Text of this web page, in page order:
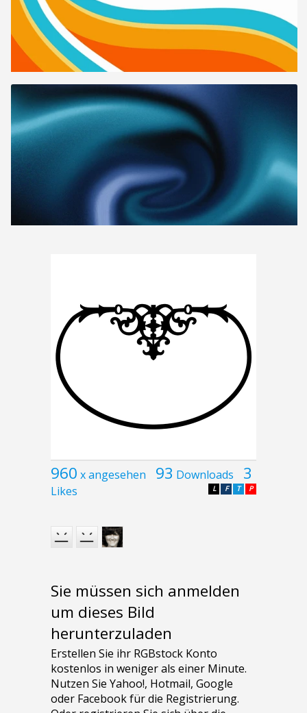
960 x angesehen 93 Downloads 3
Likes P
T
F
L
Sie müssen sich anmelden
um dieses Bild
herunterzuladen